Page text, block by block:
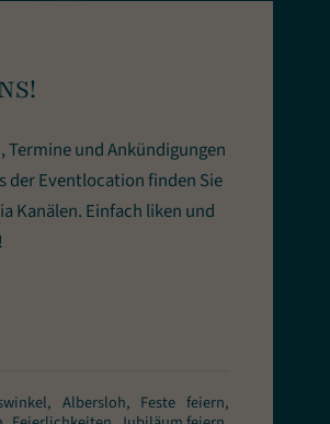
und Ankündigungen
der Eventlocation finden Sie
Kanälen. Einfach liken und
Albersloh, Feste feiern,